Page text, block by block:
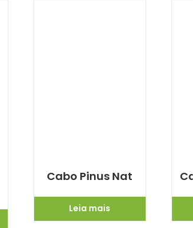
Cabo Pinus Nat
Leia mais